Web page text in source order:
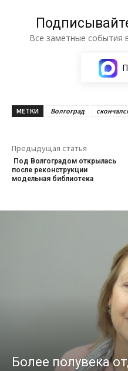
Все заметные события
МЕТКИ Волгоград
Предыдущая статья
Под Волгоградом открылась
после реконструкции
модельная библиотека
Более полувека